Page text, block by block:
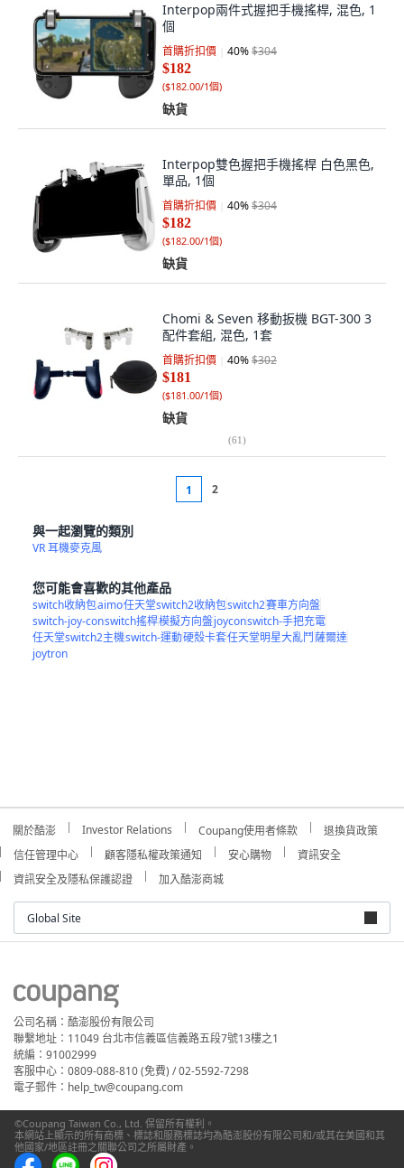
Interpop兩件式握把手機搖桿, 混色, 1
個
首購折扣價 40%$304
$182
($182.00/1個)
缺貨
Interpop雙色握把手機搖桿 白色黑色,
單品, 1個
首購折扣價 40%$304
$182
($182.00/1個)
缺貨
Chomi & Seven 移動扳機 BGT-300 3
配件套組, 混色, 1套
首購折扣價 40%$302
$181
($181.00/1個)
缺貨
(61)
1 2
與一起瀏覽的類別
VR 耳機麥克風
您可能會喜歡的其他產品
switch收納包aimo任天堂switch2收納包switch2賽車方向盤
switch-joy-conswitch搖桿模擬方向盤joyconswitch-手把充電
任天堂switch2主機switch-運動硬殼卡套任天堂明星大亂鬥薩爾達
joytron
關於酷澎 Investor Relations Coupang使用者條款
退換貨政策
信任管理中心
顧客隱私權政策通知 安心購物
資訊安全
資訊安全及隱私保護認證
加入酷澎商城
Global Site
公司名稱：酷澎股份有限公司
聯繫地址：11049 台北市信義區信義路五段7號13樓之1
統編：91002999
客服中心：0809-088-810 (免費) / 02-5592-7298
電子郵件：help_tw@coupang.com
©Coupang Taiwan Co., Ltd. 保留所有權利。
本網站上顯示的所有商標、標誌和服務標誌均為酷澎股份有限公司和/或其在美國和其
他國家/地區註冊之關聯公司之所屬財產。